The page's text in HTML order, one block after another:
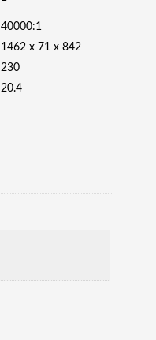
40000:1
1462 x 71 x 842
230
20.4